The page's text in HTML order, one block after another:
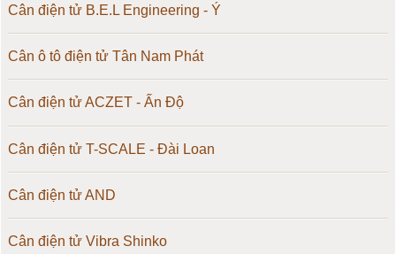
Cân điện tử B.E.L Engineering - Ý
Cân ô tô điện tử Tân Nam Phát
Cân điện tử ACZET - Ấn Độ
Cân điện tử T-SCALE - Đài Loan
Cân điện tử AND
Cân điện tử Vibra Shinko